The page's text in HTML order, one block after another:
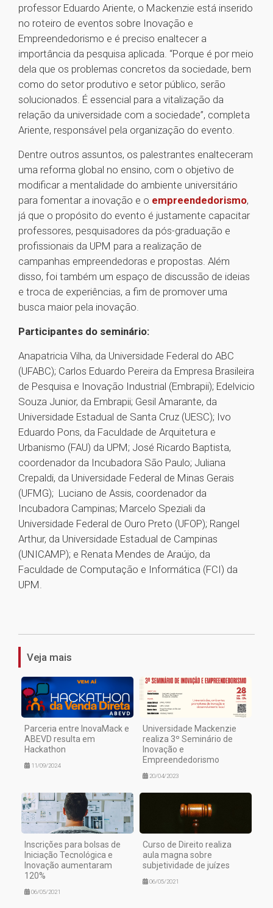
professor Eduardo Ariente, o Mackenzie está inserido
no roteiro de eventos sobre Inovação e
Empreendedorismo e é preciso enaltecer a
importância da pesquisa aplicada. “Porque é por meio
dela que os problemas concretos da sociedade, bem
como do setor produtivo e setor público, serão
solucionados. É essencial para a vitalização da
relação da universidade com a sociedade”, completa
Ariente, responsável pela organização do evento.
Dentre outros assuntos, os palestrantes enalteceram
uma reforma global no ensino, com o objetivo de
modificar a mentalidade do ambiente universitário
para fomentar a inovação e o empreendedorismo,
já que o propósito do evento é justamente capacitar
professores, pesquisadores da pós-graduação e
profissionais da UPM para a realização de
campanhas empreendedoras e propostas. Além
disso, foi também um espaço de discussão de ideias
e troca de experiências, a fim de promover uma
busca maior pela inovação.
Participantes do seminário:
Anapatricia Vilha, da Universidade Federal do ABC
(UFABC); Carlos Eduardo Pereira da Empresa Brasileira
de Pesquisa e Inovação Industrial (Embrapii); Edelvicio
Souza Junior, da Embrapii; Gesil Amarante, da
Universidade Estadual de Santa Cruz (UESC); Ivo
Eduardo Pons, da Faculdade de Arquitetura e
Urbanismo (FAU) da UPM; José Ricardo Baptista,
coordenador da Incubadora São Paulo; Juliana
Crepaldi, da Universidade Federal de Minas Gerais
(UFMG); Luciano de Assis, coordenador da
Incubadora Campinas; Marcelo Speziali da
Universidade Federal de Ouro Preto (UFOP); Rangel
Arthur, da Universidade Estadual de Campinas
(UNICAMP); e Renata Mendes de Araújo, da
Faculdade de Computação e Informática (FCI) da
UPM.
Veja mais
Parceria entre InovaMack e
ABEVD resulta em
Hackathon
11/09/2024
Universidade Mackenzie
realiza 3º Seminário de
Inovação e
Empreendedorismo
20/04/2023
Inscrições para bolsas de
Iniciação Tecnológica e
Inovação aumentaram
120%
06/05/2021
Curso de Direito realiza
aula magna sobre
subjetividade de juízes
06/05/2021